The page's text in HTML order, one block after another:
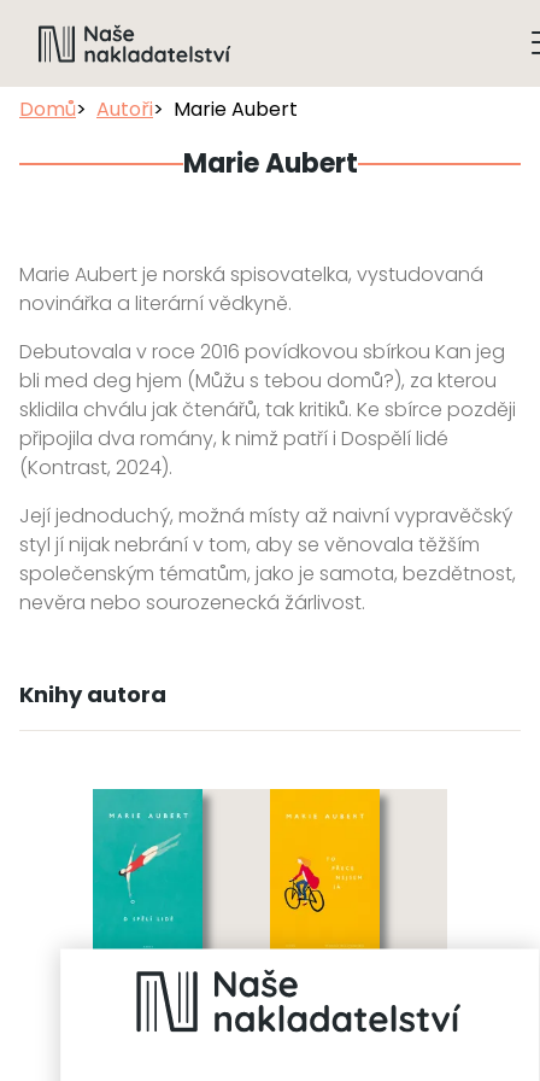
Domů Autoři Marie Aubert
Marie Aubert
Marie Aubert je norská spisovatelka, vystudovaná
novinářka a literární vědkyně.
Debutovala v roce 2016 povídkovou sbírkou Kan jeg
bli med deg hjem (Můžu s tebou domů?), za kterou
sklidila chválu jak čtenářů, tak kritiků. Ke sbírce později
připojila dva romány, k nimž patří i Dospělí lidé
(Kontrast, 2024).
Její jednoduchý, možná místy až naivní vypravěčský
styl jí nijak nebrání v tom, aby se věnovala těžším
společenským tématům, jako je samota, bezdětnost,
nevěra nebo sourozenecká žárlivost.
Knihy autora